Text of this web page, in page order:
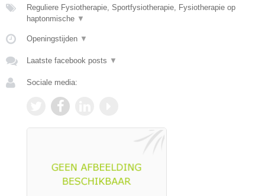
Reguliere Fysiotherapie, Sportfysiotherapie, Fysiotherapie op
haptonmische ▼
Openingstijden ▼
Laatste facebook posts ▼
Sociale media: